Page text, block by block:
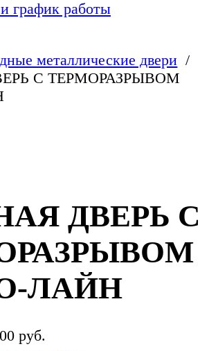
график работы
металлические двери
С ТЕРМОРАЗРЫВОМ
ДВЕРЬ С
ЛАЙН
руб.